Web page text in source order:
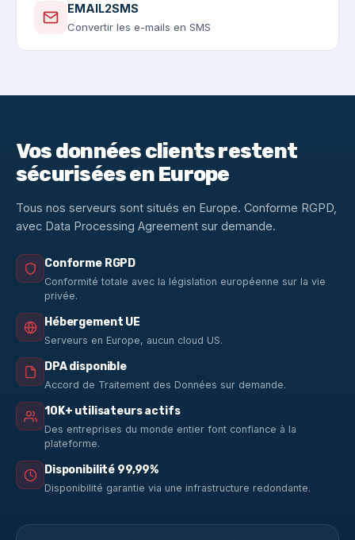
EMAIL2SMS
Convertir les e-mails en SMS
Vos données clients restent
sécurisées en Europe
Tous nos serveurs sont situés en Europe. Conforme RGPD,
avec Data Processing Agreement sur demande.
Conforme RGPD
Conformité totale avec la législation européenne sur la vie
privée.
Hébergement UE
Serveurs en Europe, aucun cloud US.
DPA disponible
Accord de Traitement des Données sur demande.
10K+ utilisateurs actifs
Des entreprises du monde entier font confiance à la
plateforme.
Disponibilité 99,99%
Disponibilité garantie via une infrastructure redondante.